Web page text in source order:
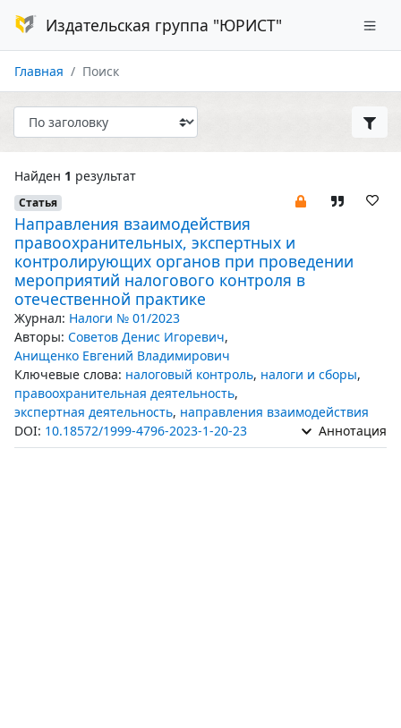
Издательская группа "ЮРИСТ"
Главная Поиск
Найден 1 результат
Статья
Направления взаимодействия
правоохранительных, экспертных и
контролирующих органов при проведении
мероприятий налогового контроля в
отечественной практике
Журнал: Налоги № 01/2023
Авторы: Советов Денис Игоревич,
Анищенко Евгений Владимирович
Ключевые слова: налоговый контроль, налоги и сборы,
правоохранительная деятельность,
экспертная деятельность, направления взаимодействия
DOI: 10.18572/1999-4796-2023-1-20-23 Аннотация